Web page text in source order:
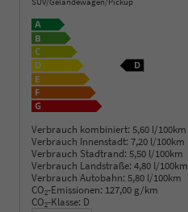
Verbrauch kombiniert: 5,60 l/100km
Verbrauch Innenstadt: 7,20 l/100km
Verbrauch Stadtrand: 5,50 l/100km
Verbrauch Landstraße: 4,80 l/100km
Verbrauch Autobahn: 5,80 l/100km
CO2-Emissionen: 127,00 g/km
CO2-Klasse: D